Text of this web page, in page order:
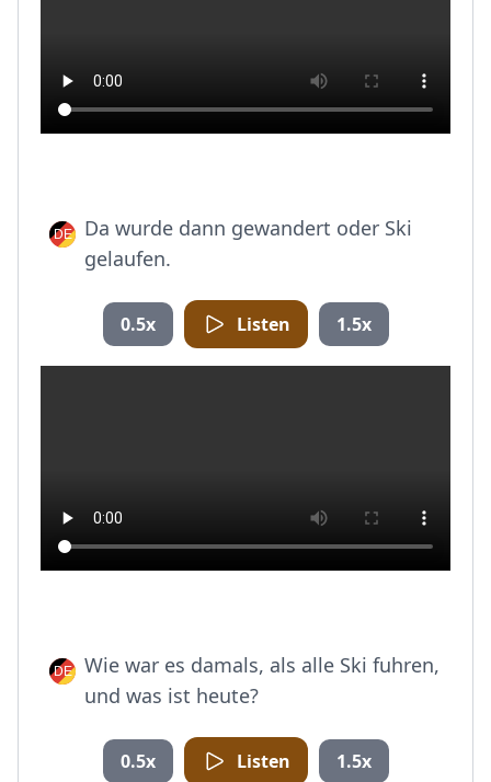
Da wurde dann gewandert oder Ski
gelaufen.
0.5x Listen 1.5x
Wie war es damals, als alle Ski fuhren,
und was ist heute?
0.5x Listen 1.5x